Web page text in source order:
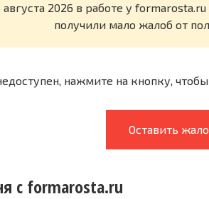
августа 2026 в работе у
получили мало жалоб от
нажмите на кнопку,
Оставить
с formarosta.ru